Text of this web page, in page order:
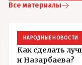
Все материалы
НАРОДНЫЕ НОВОСТИ
Как сделать
и Назарбаева?